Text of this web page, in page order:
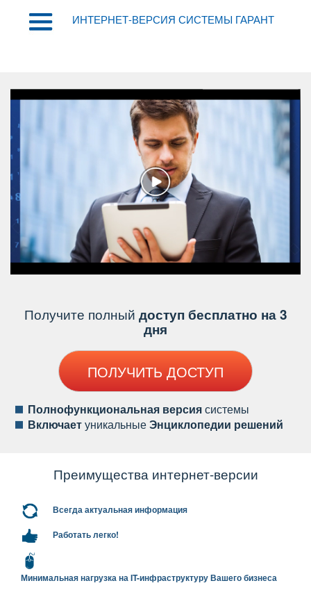
ИНТЕРНЕТ-ВЕРСИЯ СИСТЕМЫ ГАРАНТ
Получите полный доступ бесплатно на 3
дня
ПОЛУЧИТЬ ДОСТУП
Полнофункциональная версиясистемы
ключаетуникальныеЭнциклопедии решений
Преимущества интернет-версии
сегда актуальная информация
Работать легко!
Минимальная нагрузка на IT-инфраструктуру Вашего бизнеса